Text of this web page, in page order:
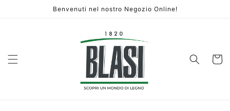
direttamenteBenvenuti nel nostro Negozio Online!
Carrello